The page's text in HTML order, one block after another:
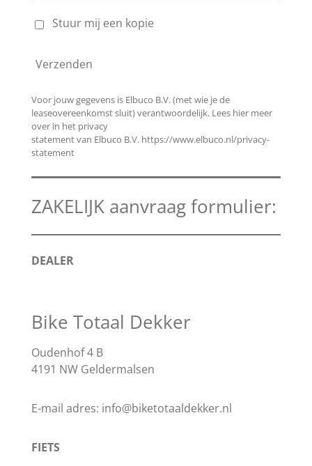
Stuur mij een kopie
Verzenden
Voor jouw gegevens is Elbuco B.V. (met wie je de
leaseovereenkomst sluit) verantwoordelijk. Lees hier meer
over in het privacy
statement van Elbuco B.V. https://www.elbuco.nl/privacy-
statement
ZAKELIJK aanvraag formulier:
DEALER
Bike Totaal Dekker
Oudenhof 4 B
4191 NW Geldermalsen
E-mail adres: info@biketotaaldekker.nl
FIETS